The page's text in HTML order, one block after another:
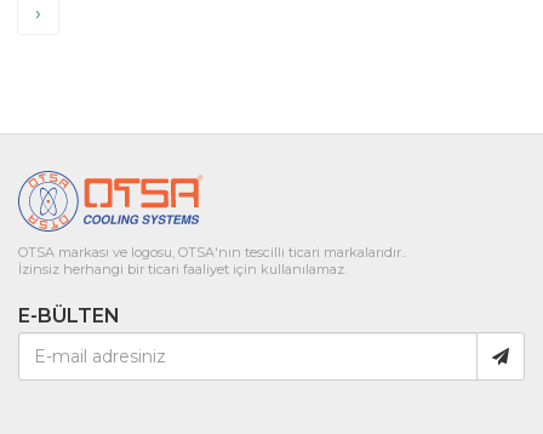
›
OTSA markası ve logosu, OTSA'nın tescilli ticari markalarıdır..
İzinsiz herhangi bir ticari faaliyet için kullanılamaz.
E-BÜLTEN